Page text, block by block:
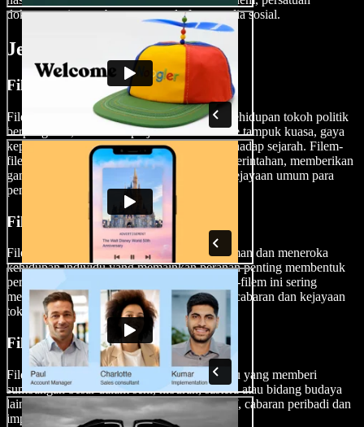
dokumentari antarabangsa atau platform media sosial.
Jenis Filem Biografi
Filem Biografi Politik
Filem biografi politik mendokumentasikan kehidupan tokoh politik
berpengaruh, meneroka perjalanan mereka ke tampuk kuasa, gaya
kepimpinan dan kesan keputusan mereka terhadap sejarah. Filem-
filem ini menyelami dinamika kompleks pemerintahan, memberikan
gambaran tentang perjuangan peribadi dan kejayaan umum para
pemimpin politik.
Filem Biografi Sejarah
Filem biografi sejarah merentasi pelbagai zaman dan meneroka
kehidupan individu yang memainkan peranan penting membentuk
perjalanan sejarah di luar arena politik. Filem-filem ini sering
menangkap jiwa sesebuah era, memaparkan cabaran dan kejayaan
tokoh sejarah.
Filem Biografi Budaya
Filem biografi budaya memfokuskan individu yang memberi
sumbangan besar dalam seni, hiburan, sastera atau bidang budaya
lain. Filem-filem ini menyelami proses kreatif, cabaran peribadi dan
impak sosial ikon budaya.